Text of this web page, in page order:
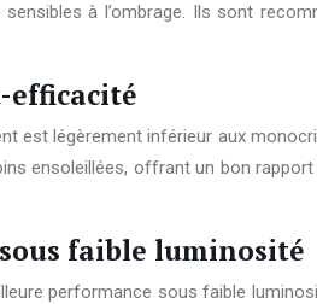
à l’ombrage. Ils sont
efficacité
légèrement inférieur aux
ensoleillées, offrant un bon
faible luminosité
performance sous faible